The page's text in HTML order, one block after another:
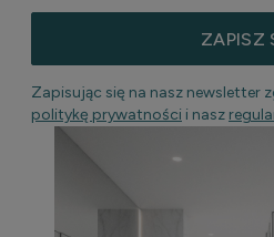
ZAPISZ
Zapisując się na nasz newsletter
politykę prywatności i nasz